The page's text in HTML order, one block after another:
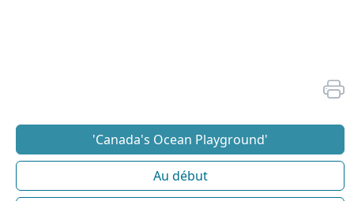
'Canada's Ocean Playground'
Au début